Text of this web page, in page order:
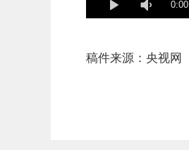
0:00
稿件来源：央视网